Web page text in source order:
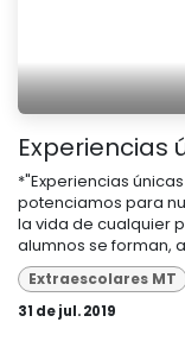
Experiencias
*"Experiencias
potenciamos para
la vida de cualquier
alumnos se forman,
Extraescolares MT
31 de jul. 2019